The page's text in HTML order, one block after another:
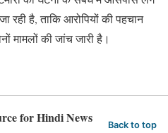
रही है, ताकि आरोपियों की पहचान
मामलों की जांच जारी है।
for Hindi News Back to top